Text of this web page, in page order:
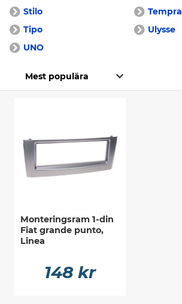
Stilo
Tempra
Tipo
Ulysse
UNO
Monteringsram 1-din
Fiat grande punto,
Linea
148 kr